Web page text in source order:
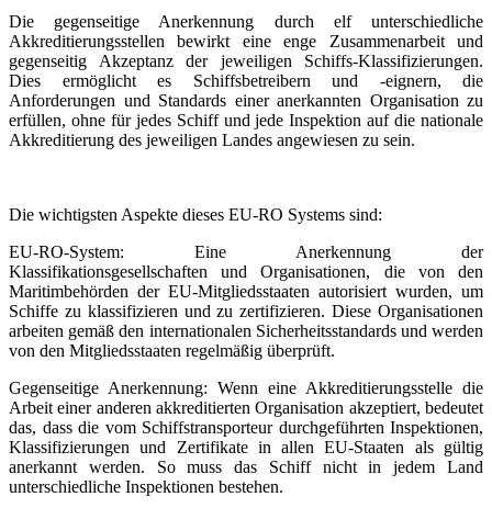
Die gegenseitige Anerkennung durch elf unterschiedliche
Akkreditierungsstellen bewirkt eine enge Zusammenarbeit und
gegenseitig Akzeptanz der jeweiligen Schiffs-Klassifizierungen.
Dies ermöglicht es Schiffsbetreibern und -eignern, die
Anforderungen und Standards einer anerkannten Organisation zu
erfüllen, ohne für jedes Schiff und jede Inspektion auf die nationale
Akkreditierung des jeweiligen Landes angewiesen zu sein.
Die wichtigsten Aspekte dieses EU-RO Systems sind:
EU-RO-System: Eine Anerkennung der
Klassifikationsgesellschaften und Organisationen, die von den
Maritimbehörden der EU-Mitgliedsstaaten autorisiert wurden, um
Schiffe zu klassifizieren und zu zertifizieren. Diese Organisationen
arbeiten gemäß den internationalen Sicherheitsstandards und werden
von den Mitgliedsstaaten regelmäßig überprüft.
Gegenseitige Anerkennung: Wenn eine Akkreditierungsstelle die
Arbeit einer anderen akkreditierten Organisation akzeptiert, bedeutet
das, dass die vom Schiffstransporteur durchgeführten Inspektionen,
Klassifizierungen und Zertifikate in allen EU-Staaten als gültig
anerkannt werden. So muss das Schiff nicht in jedem Land
unterschiedliche Inspektionen bestehen.